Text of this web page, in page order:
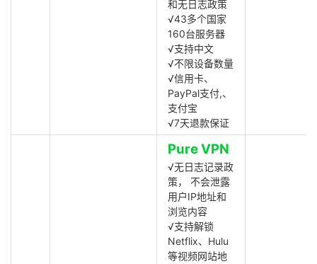
和无日志政策
√43多个国家
160台服务器
√支持中文
√不限设备数量
√信用卡、
PayPal支付,、
支付宝
√7天退款保证
Pure VPN
√无日志记录政
策， 不会泄露
用户IP地址和
浏览内容
√支持解锁
Netflix、Hulu
等视频网站地